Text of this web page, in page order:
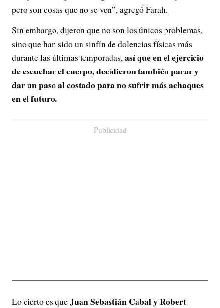
pero son cosas que no se ven”, agregó Farah.
Sin embargo, dijeron que no son los únicos problemas,
sino que han sido un sinfín de dolencias físicas más
durante las últimas temporadas,así que en el ejercicio
de escuchar el cuerpo, decidieron también parar y
dar un paso al costado para no sufrir más achaques
en el futuro.
Publicidad
Lo cierto es queJuan Sebastián Cabal y Robert